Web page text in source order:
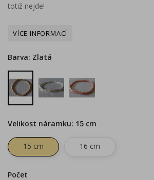
totiž nejde!
Barva: Zlatá
Zlatá
Gold
Velikost náramku: 15 cm
15 cm 16 cm
Počet